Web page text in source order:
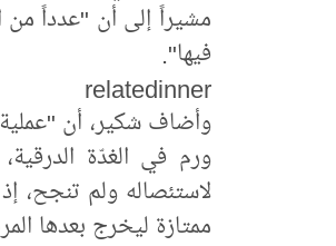
مشيراً إلى أن "عدداً من
فيها".
relatedinner
وأضاف شكير، أن
ورم في الغدّة
لاستئصاله ولم تنجح،
ممتازة ليخرج بعدها